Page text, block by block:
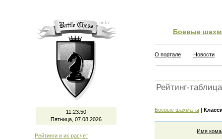
11:23:51
Пятница, 07.08.2026
Рейтинги и их расчет
Боевые
О портале Новости
Рейтинг-
Боевые шахматы |
Имя